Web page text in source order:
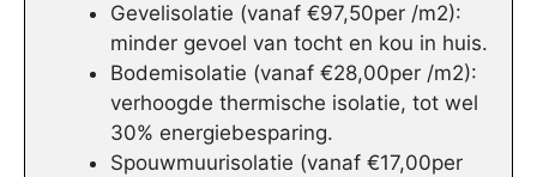
Gevelisolatie (vanaf €97,50per /m2):
minder gevoel van tocht en kou in huis.
Bodemisolatie (vanaf €28,00per /m2):
verhoogde thermische isolatie, tot wel
30% energiebesparing.
Spouwmuurisolatie (vanaf €17,00per